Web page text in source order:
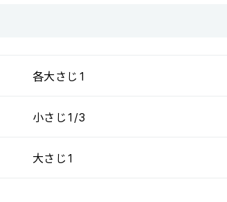
各大さじ1
小さじ1/3
大さじ1